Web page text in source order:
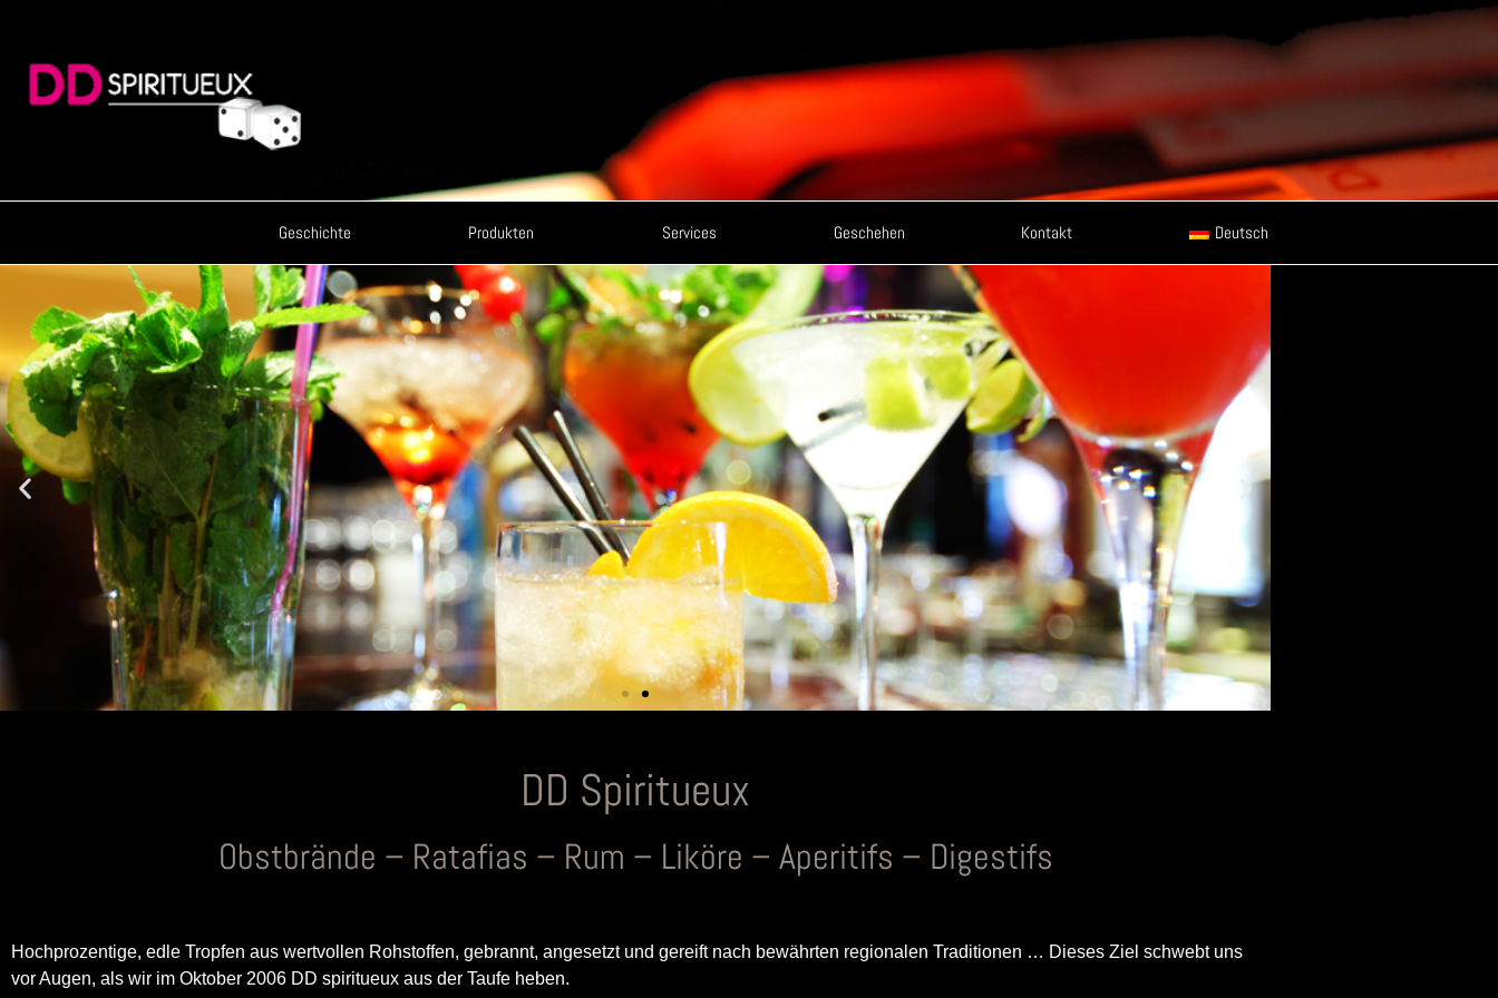
Geschichte Produkten Services Geschehen Kontakt Deutsch
DD Spiritueux
Obstbrände – Ratafias – Rum – Liköre – Aperitifs – Digestifs
Hochprozentige, edle Tropfen aus wertvollen Rohstoffen, gebrannt, angesetzt und gereift nach bewährten regionalen Traditionen … Dieses Ziel schwebt uns
vor Augen, als wir im Oktober 2006 DD spiritueux aus der Taufe heben.